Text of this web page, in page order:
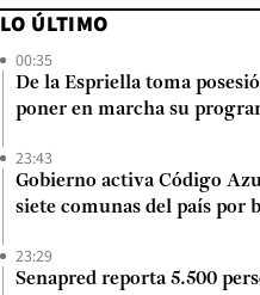
LO ÚLTIMO
00:35
De la Espriella toma
poner en marcha su
23:43
Gobierno activa Código
siete comunas del país por
23:29
Senapred reporta 5.500